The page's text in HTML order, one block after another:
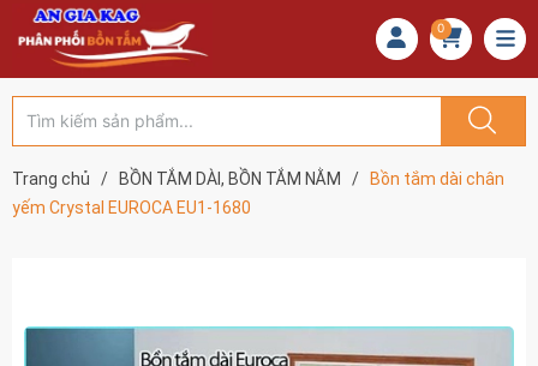
0
Trang chủ / BỒN TẮM DÀI, BỒN TẮM NẰM /
Bồn tắm dài chân
yếm Crystal EUROCA EU1-1680